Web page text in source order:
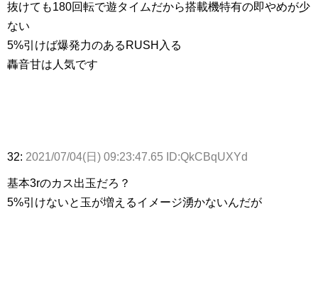
抜けても180回転で遊タイムだから搭載機特有の即やめが少
ない
5%引けば爆発力のあるRUSH入る
轟音甘は人気です
32: 2021/07/04(日) 09:23:47.65 ID:QkCBqUXYd
基本3rのカス出玉だろ？
5%引けないと玉が増えるイメージ湧かないんだが